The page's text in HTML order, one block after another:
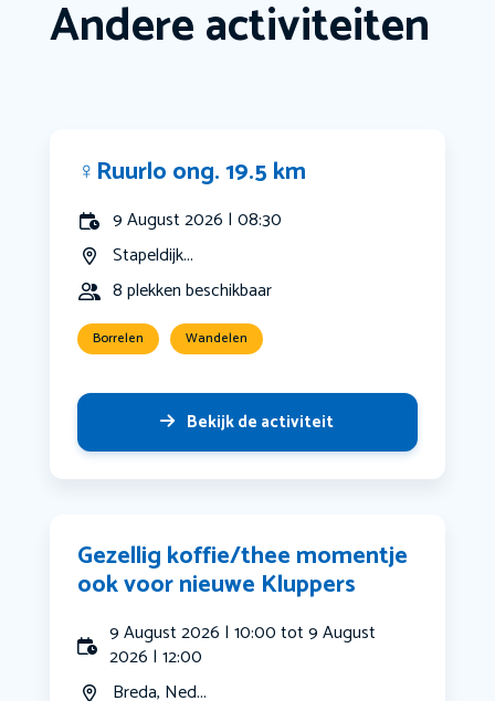
Andere activiteiten
‍♀️Ruurlo ong. 19.5 km
9 August 2026 | 08:30
Stapeldijk...
8 plekken beschikbaar
Borrelen Wandelen
Bekijk de activiteit
Gezellig koffie/thee momentje
ook voor nieuwe Kluppers
9 August 2026 | 10:00 tot 9 August
2026 | 12:00
Breda, Ned...